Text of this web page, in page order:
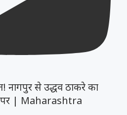
नागपुर से उद्धव ठाकरे का
पर | Maharashtra